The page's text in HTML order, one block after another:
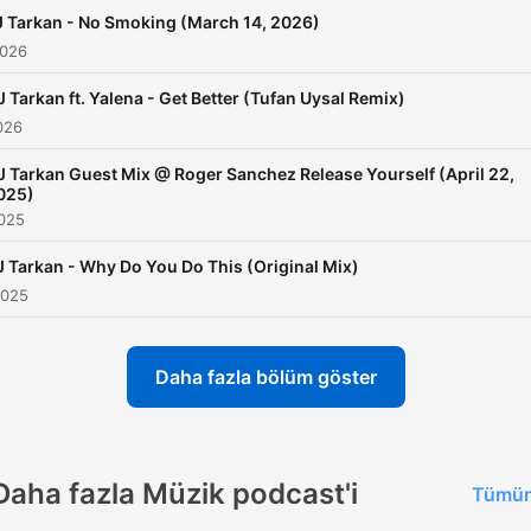
Tarkan - No Smoking (March 14, 2026)
Tarkan ft. Yalena - Get Better (Tufan Uysal Remix)
Tarkan Guest Mix @ Roger Sanchez Release Yourself (April 22,
Tarkan - Why Do You Do This (Original Mix)
Daha fazla bölüm göster
fazla Müzik podcast'i